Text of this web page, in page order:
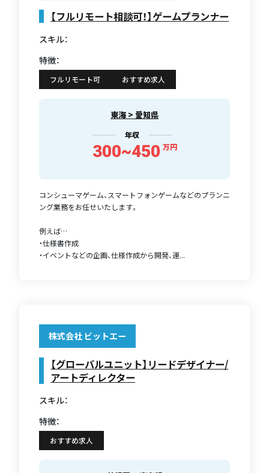
【フルリモート相談可！】ゲームプランナー
スキル：
特徴：
フルリモート可 おすすめ求人
東海 > 愛知県
年収
300~450 万円
コンシューマゲーム、スマートフォンゲームなどのプランニ
ング業務をお任せいたします。
例えば…
・仕様書作成
・イベントなどの企画、仕様作成から開発、運...
株式会社 ビットエー
【グローバルユニット】リードデザイナー/
アートディレクター
スキル：
特徴：
おすすめ求人